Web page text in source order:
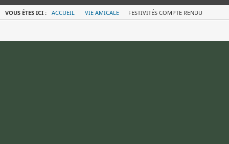
VOUS ÊTES ICI : ACCUEIL VIE AMICALE FESTIVITÉS COMPTE RENDU